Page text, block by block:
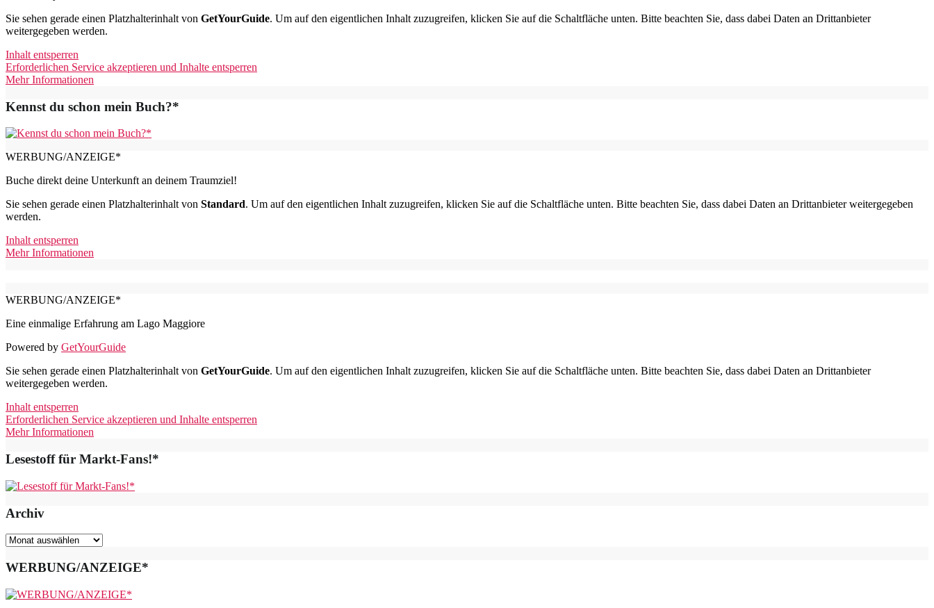
Sie sehen gerade einen Platzhalterinhalt von GetYourGuide. Um auf den eigentlichen Inhalt zuzugreifen, klicken Sie auf die Schaltfläche unten. Bitte beachten Sie, dass dabei Daten an Drittanbieter
weitergegeben werden.
Inhalt entsperren
Erforderlichen Service akzeptieren und Inhalte entsperren
Mehr Informationen
Kennst du schon mein Buch?*
WERBUNG/ANZEIGE*
Buche direkt deine Unterkunft an deinem Traumziel!
Sie sehen gerade einen Platzhalterinhalt von Standard. Um auf den eigentlichen Inhalt zuzugreifen, klicken Sie auf die Schaltfläche unten. Bitte beachten Sie, dass dabei Daten an Drittanbieter weitergegeben
werden.
Inhalt entsperren
Mehr Informationen
WERBUNG/ANZEIGE*
Eine einmalige Erfahrung am Lago Maggiore
Powered by GetYourGuide
Sie sehen gerade einen Platzhalterinhalt von GetYourGuide. Um auf den eigentlichen Inhalt zuzugreifen, klicken Sie auf die Schaltfläche unten. Bitte beachten Sie, dass dabei Daten an Drittanbieter
weitergegeben werden.
Inhalt entsperren
Erforderlichen Service akzeptieren und Inhalte entsperren
Mehr Informationen
Lesestoff für Markt-Fans!*
Archiv
Archiv
WERBUNG/ANZEIGE*